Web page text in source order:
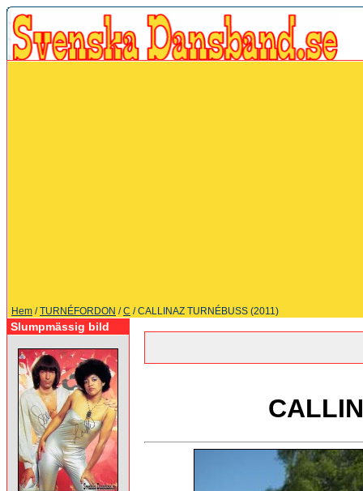
Hem /TURNÉFORDON /C / CALLINAZ TURNÉBUSS (2011)
Slumpmässig bild